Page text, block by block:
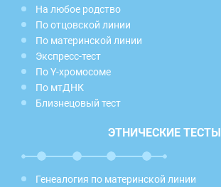
На любое родство
По отцовской линии
По материнской линии
Экспресс-тест
По Y-хромосоме
По мтДНК
Близнецовый тест
ЭТНИЧЕСКИЕ ТЕСТЫ
Генеалогия по материнской линии